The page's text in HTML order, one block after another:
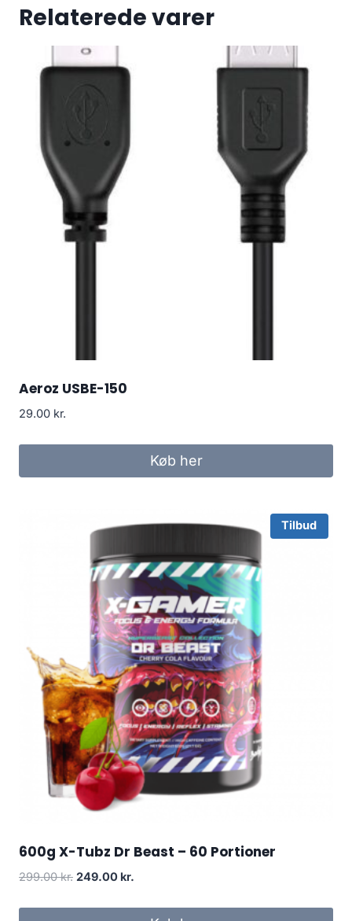
Relaterede varer
Aeroz USBE-150
29.00 kr.
Køb her
Tilbud
600g X-Tubz Dr Beast – 60 Portioner
299.00kr. Original
was:
249.00 kr.
is: